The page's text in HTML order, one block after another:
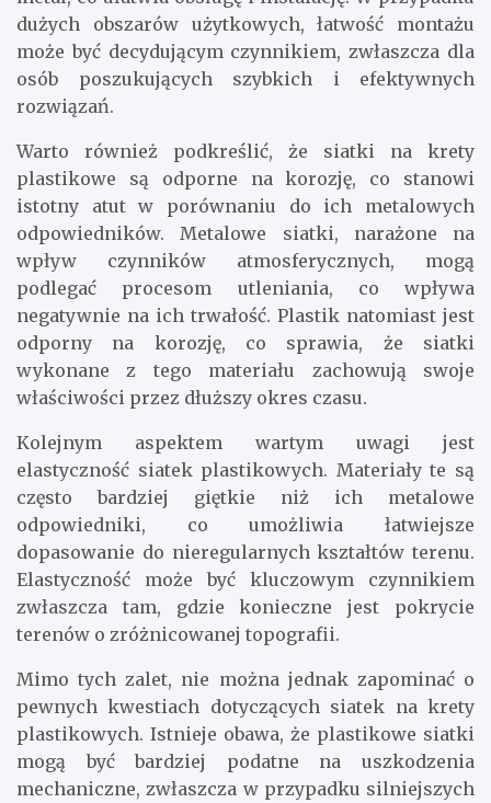
dużych obszarów użytkowych, łatwość montażu
może być decydującym czynnikiem, zwłaszcza dla
osób poszukujących szybkich i efektywnych
rozwiązań.
Warto również podkreślić, że siatki na krety
plastikowe są odporne na korozję, co stanowi
istotny atut w porównaniu do ich metalowych
odpowiedników. Metalowe siatki, narażone na
wpływ czynników atmosferycznych, mogą
podlegać procesom utleniania, co wpływa
negatywnie na ich trwałość. Plastik natomiast jest
odporny na korozję, co sprawia, że siatki
wykonane z tego materiału zachowują swoje
właściwości przez dłuższy okres czasu.
Kolejnym aspektem wartym uwagi jest
elastyczność siatek plastikowych. Materiały te są
często bardziej giętkie niż ich metalowe
odpowiedniki, co umożliwia łatwiejsze
dopasowanie do nieregularnych kształtów terenu.
Elastyczność może być kluczowym czynnikiem
zwłaszcza tam, gdzie konieczne jest pokrycie
terenów o zróżnicowanej topografii.
Mimo tych zalet, nie można jednak zapominać o
pewnych kwestiach dotyczących siatek na krety
plastikowych. Istnieje obawa, że plastikowe siatki
mogą być bardziej podatne na uszkodzenia
mechaniczne, zwłaszcza w przypadku silniejszych